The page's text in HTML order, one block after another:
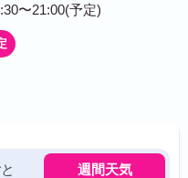
〜21:00(予定)
週間天気